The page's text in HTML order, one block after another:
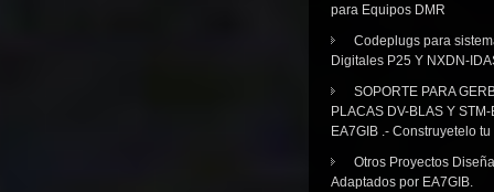
para Equipos DMR
Codeplugs para
Digitales P25 Y NXDN-
SOPORTE PARA
PLACAS DV-BLAS Y
EA7GIB .- Construyetelo
Otros Proyectos
Adaptados por EA7GIB.